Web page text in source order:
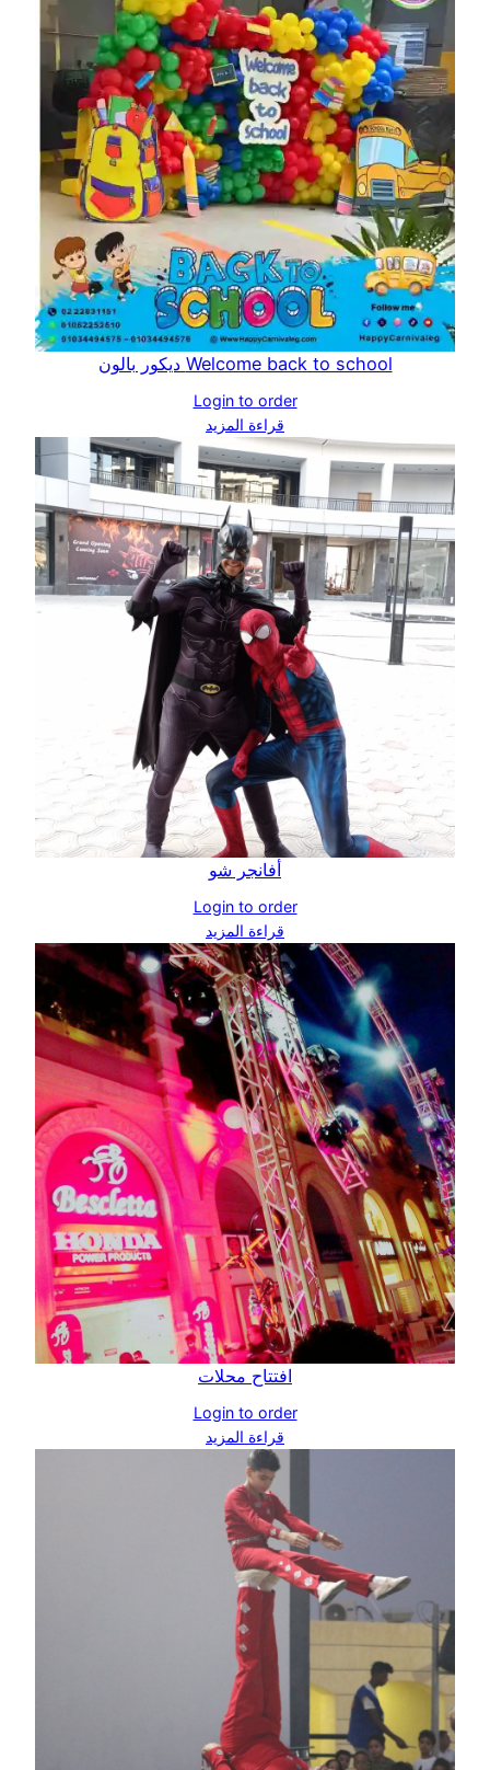
Welcome back to school ديكور بالون
Login to order
قراءة المزيد
أفانجر شو
Login to order
قراءة المزيد
افتتاح محلات
Login to order
قراءة المزيد